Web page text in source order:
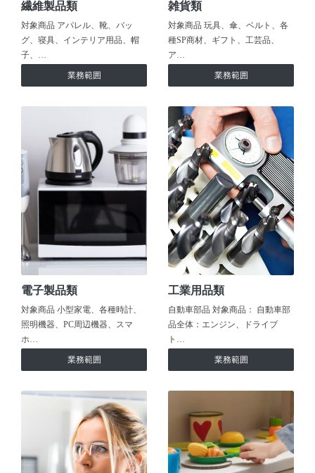
繊維製品類
対象商品 アパレル、靴、バッ
グ、寝具、インテリア用品、帽
子、…
業務範囲
雑貨類
対象商品 玩具、傘、ベルト、各
種SP商材、ギフト、工芸品、
ア…
業務範囲
電子製品類
対象商品 小型家電、各種時計、
照明機器、PC周辺機器、スマ
ホ…
業務範囲
工業用品類
自動車部品 対象商品： 自動車部
品全体：エンジン、ドライブ
ト…
業務範囲